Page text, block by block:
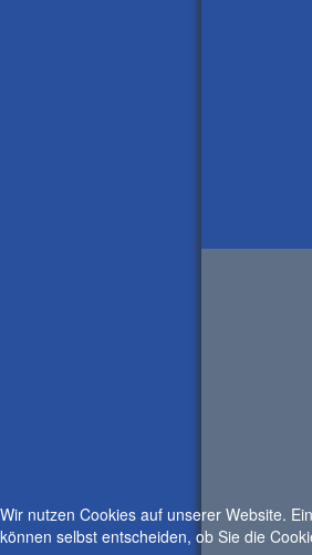
Wir nutzen Cookies auf unserer Website.
können selbst entscheiden, ob Sie die